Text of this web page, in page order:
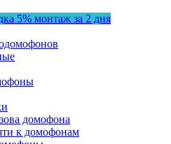
5% монтаж за 2 дня
домофона
к домофонам